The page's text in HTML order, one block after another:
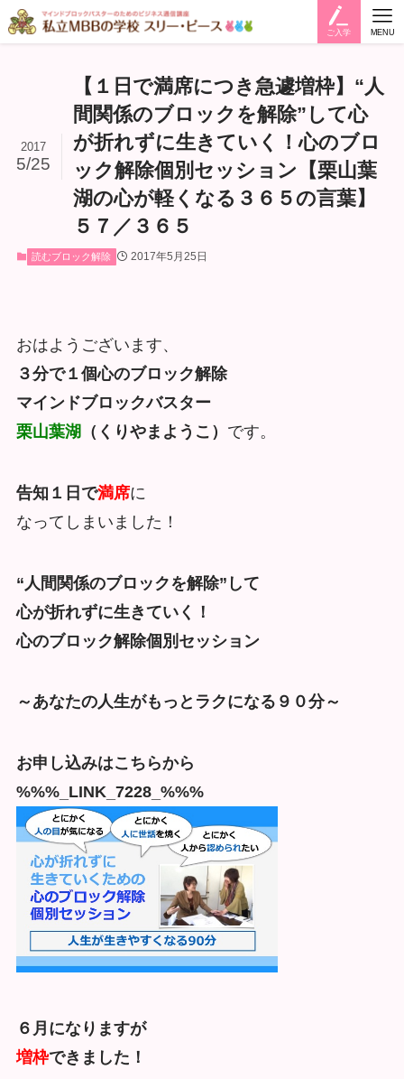
ご入学 MENU
【１日で満席につき急遽増枠】“人
間関係のブロックを解除”して心
が折れずに生きていく！心のブロ
ック解除個別セッション【栗山葉
湖の心が軽くなる３６５の言葉】
５７／３６５
2017
5/25
読むブロック解除 2017年5月25日
おはようございます、
３分で１個心のブロック解除
マインドブロックバスター
栗山葉湖 （くりやまようこ） です。
告知１日で満席に
なってしまいました！
“人間関係のブロックを解除”して
心が折れずに生きていく！
心のブロック解除個別セッション
～あなたの人生がもっとラクになる９０分～
お申し込みはこちらから
%%%_LINK_7228_%%%
６月になりますが
増枠できました！